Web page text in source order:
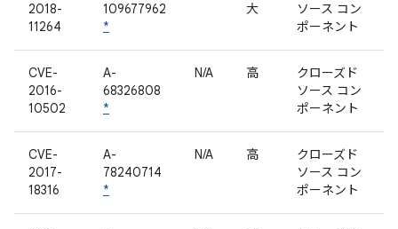
2018-
11264
109677962
*
大
ソース コン
ポーネント
CVE-
2016-
10502
A-
68326808
*
N/A 高
クローズド
ソース コン
ポーネント
CVE-
2017-
18316
A-
78240714
*
N/A 高
クローズド
ソース コン
ポーネント